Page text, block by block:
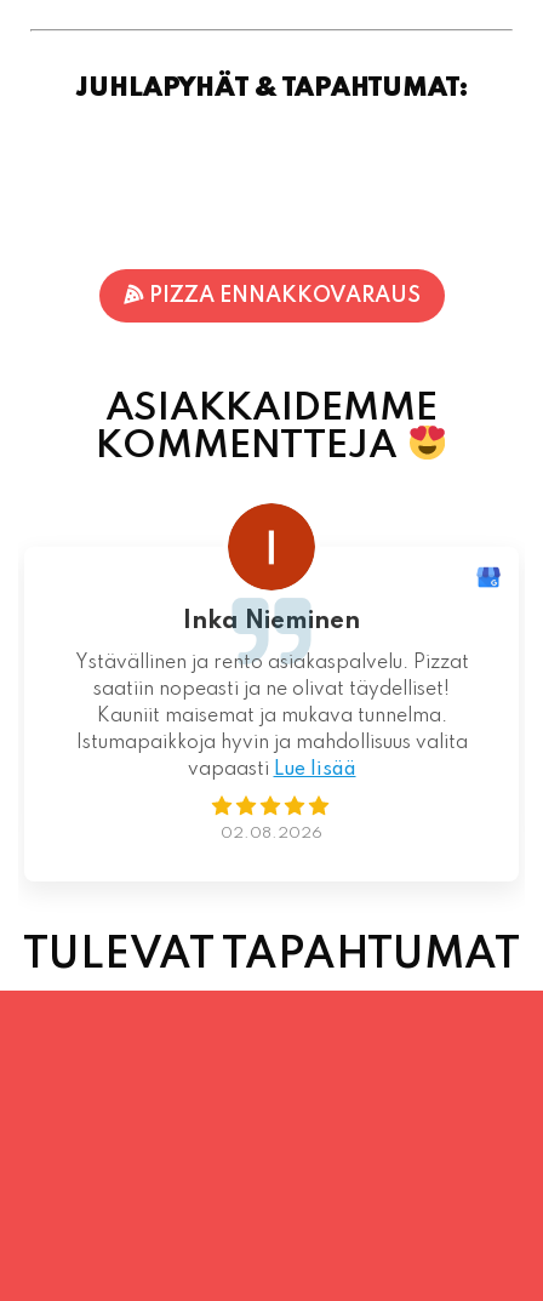
JUHLAPYHÄT & TAPAHTUMAT:
ASIAKKAIDEMME
KOMMENTTEJA
Inka Nieminen
ja rento asiakaspalvelu. Pizzat
nopeasti ja ne olivat täydelliset!
maisemat ja mukava tunnelma.
hyvin ja mahdollisuus valita
vapaasti Lue lisää
TULEVAT TAPAHTUMAT